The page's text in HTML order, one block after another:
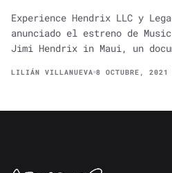
Experience Hendrix LLC y
anunciado el estreno de
Jimi Hendrix in Maui, un
LILIÁN VILLANUEVA 8 OCTUBRE, 2021